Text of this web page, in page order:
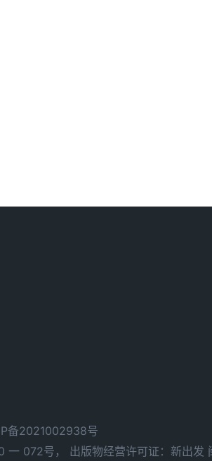
备2021002938号
一 072号，
出版物经营许可证：新出发